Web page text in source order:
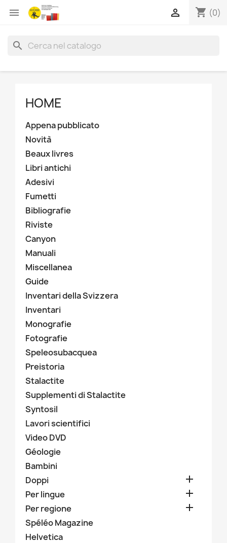
 shopping_cart (0)

search
HOME
Appena pubblicato
Novità
Beaux livres
Libri antichi
Adesivi
Fumetti
Bibliografie
Riviste
Canyon
Manuali
Miscellanea
Guide
Inventari della Svizzera
Inventari
Monografie
Fotografie
Speleosubacquea
Preistoria
Stalactite
Supplementi di Stalactite
Syntosil
Lavori scientifici
Video DVD
Géologie
Bambini
Doppi

Per lingue 
Per regione 
Spéléo Magazine
Helvetica